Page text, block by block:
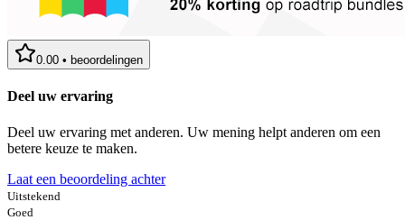
0.00 • beoordelingen
Deel uw ervaring
Deel uw ervaring met anderen. Uw mening helpt anderen om een
betere keuze te maken.
Laat een beoordeling achter
Uitstekend
Goed